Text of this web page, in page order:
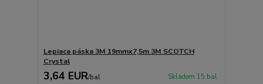
Lepiaca páska 3M 19mmx7,5m 3M SCOTCH
Crystal
3,64 EUR/bal Skladom 15 bal